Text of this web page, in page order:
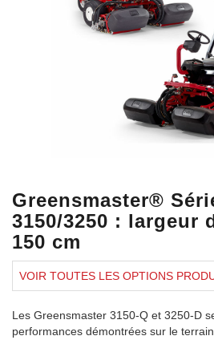
Greensmaster®
3150/3250 : largeur
150 cm
VOIR TOUTES LES OPTIONS
Les Greensmaster 3150-Q et 3250-D
performances démontrées sur le